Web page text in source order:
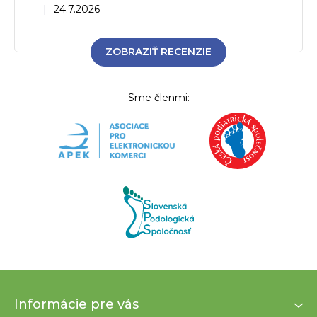
Hodnotenie obchodu je 5 z 5 hviezdičiek.
24.7.2026
ZOBRAZIŤ RECENZIE
Sme členmi:
Informácie pre vás